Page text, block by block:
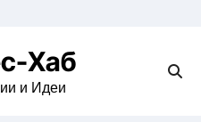
Хаб
и Идеи